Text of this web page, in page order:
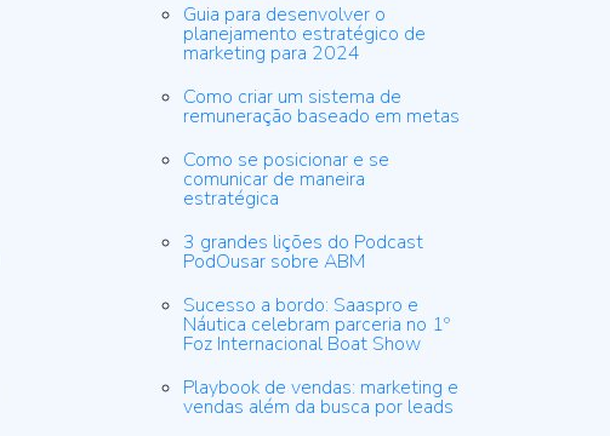
Guia para desenvolver o
planejamento estratégico de
marketing para 2024
Como criar um sistema de
remuneração baseado em metas
Como se posicionar e se
comunicar de maneira
estratégica
3 grandes lições do Podcast
PodOusar sobre ABM
Sucesso a bordo: Saaspro e
Náutica celebram parceria no 1º
Foz Internacional Boat Show
Playbook de vendas: marketing e
vendas além da busca por leads